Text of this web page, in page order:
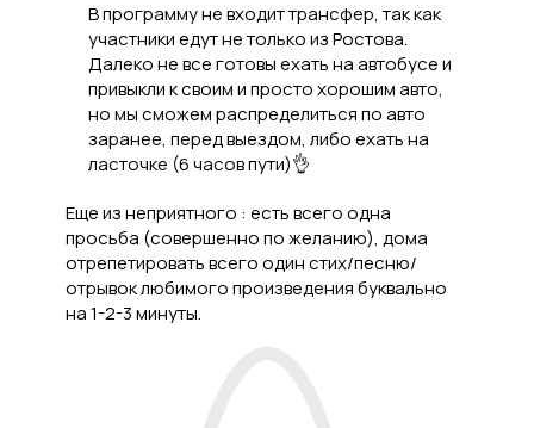
В программу не входит трансфер, так как
участники едут не только из Ростова.
Далеко не все готовы ехать на автобусе и
привыкли к своим и просто хорошим авто,
но мы сможем распределиться по авто
заранее, перед выездом, либо ехать на
ласточке (6 часов пути)👌
Еще из неприятного : есть всего одна
просьба (совершенно по желанию), дома
отрепетировать всего один стих/песню/
отрывок любимого произведения буквально
на 1-2-3 минуты.